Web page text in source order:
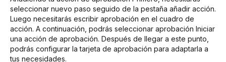
seleccionar nuevo paso seguido de la pestaña añadir acción.
Luego necesitarás escribir aprobación en el cuadro de
acción. A continuación, podrás seleccionar aprobación Iniciar
una acción de aprobación. Después de llegar a este punto,
podrás configurar la tarjeta de aprobación para adaptarla a
tus necesidades.